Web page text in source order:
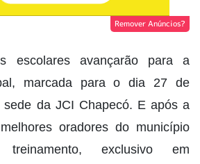
Remover Anúncios?
escolares avançarão para a
marcada para o dia 27 de
da JCI Chapecó. E após a
oradores do município
exclusivo em